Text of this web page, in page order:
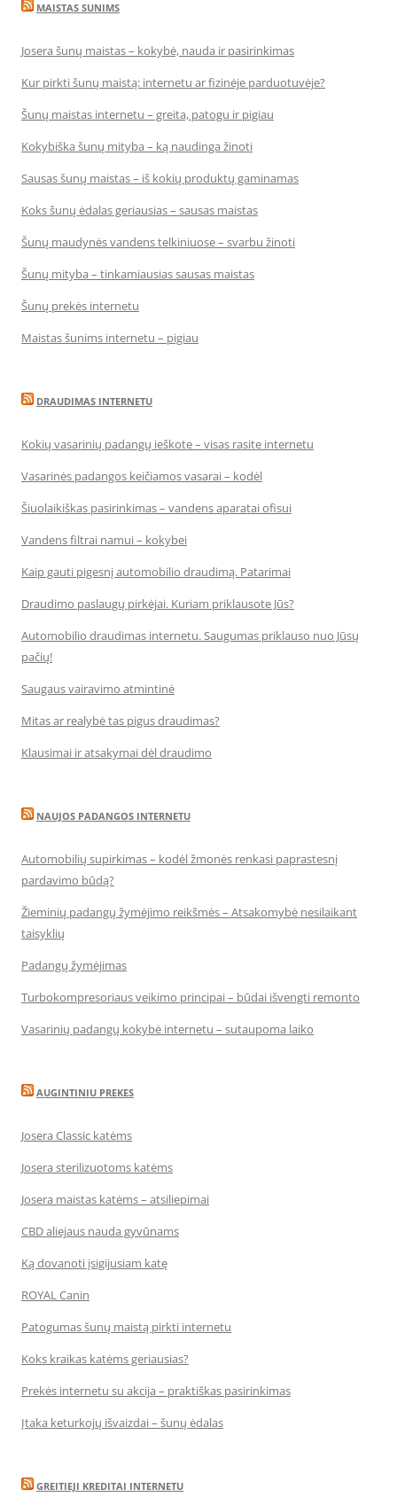
MAISTAS SUNIMS
Josera šunų maistas – kokybė, nauda ir pasirinkimas
Kur pirkti šunų maistą: internetu ar fizinėje parduotuvėje?
Šunų maistas internetu – greita, patogu ir pigiau
Kokybiška šunų mityba – ką naudinga žinoti
Sausas šunų maistas – iš kokių produktų gaminamas
Koks šunų ėdalas geriausias – sausas maistas
Šunų maudynės vandens telkiniuose – svarbu žinoti
Šunų mityba – tinkamiausias sausas maistas
Šunų prekės internetu
Maistas šunims internetu – pigiau
DRAUDIMAS INTERNETU
Kokių vasarinių padangų ieškote – visas rasite internetu
Vasarinės padangos keičiamos vasarai – kodėl
Šiuolaikiškas pasirinkimas – vandens aparatai ofisui
Vandens filtrai namui – kokybei
Kaip gauti pigesnį automobilio draudimą. Patarimai
Draudimo paslaugų pirkėjai. Kuriam priklausote Jūs?
Automobilio draudimas internetu. Saugumas priklauso nuo Jūsų
pačių!
Saugaus vairavimo atmintinė
Mitas ar realybė tas pigus draudimas?
Klausimai ir atsakymai dėl draudimo
NAUJOS PADANGOS INTERNETU
Automobilių supirkimas – kodėl žmonės renkasi paprastesnį
pardavimo būdą?
Žieminių padangų žymėjimo reikšmės – Atsakomybė nesilaikant
taisyklių
Padangų žymėjimas
Turbokompresoriaus veikimo principai – būdai išvengti remonto
Vasarinių padangų kokybė internetu – sutaupoma laiko
AUGINTINIU PREKES
Josera Classic katėms
Josera sterilizuotoms katėms
Josera maistas katėms – atsiliepimai
CBD aliejaus nauda gyvūnams
Ką dovanoti įsigijusiam katę
ROYAL Canin
Patogumas šunų maistą pirkti internetu
Koks kraikas katėms geriausias?
Prekės internetu su akcija – praktiškas pasirinkimas
Įtaka keturkojų išvaizdai – šunų ėdalas
GREITIEJI KREDITAI INTERNETU